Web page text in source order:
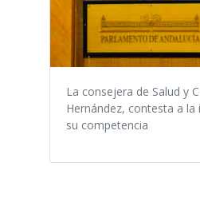
La consejera de Salud y
Hernández, contesta a la
su competencia